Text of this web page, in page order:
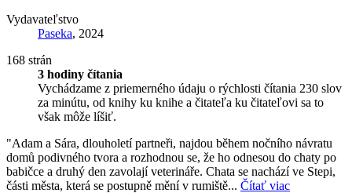
Vydavateľstvo
Paseka, 2024
168 strán
3 hodiny čítania
Vychádzame z priemerného údaju o rýchlosti čítania 230 slov
za minútu, od knihy ku knihe a čitateľa ku čitateľovi sa to
však môže líšiť.
"Adam a Sára, dlouholetí partneři, najdou během nočního návratu
domů podivného tvora a rozhodnou se, že ho odnesou do chaty po
babičce a druhý den zavolají veterináře. Chata se nachází ve Stepi,
části města, která se postupně mění v rumiště... Čítať viac